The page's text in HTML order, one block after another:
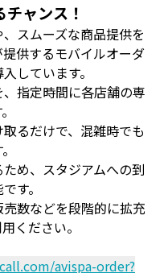
ャンス！
スムーズな商品提供を
供するモバイルオーダ
しています。
指定時間に各店舗の専
るだけで、混雑時でも
め、スタジアムへの到
す。
数などを段階的に拡充
ください。
avispa-order?